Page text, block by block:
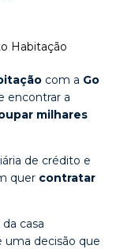
Habitação
com a Go
encontrar a
milhares
de crédito e
quer contratar
casa
uma decisão que